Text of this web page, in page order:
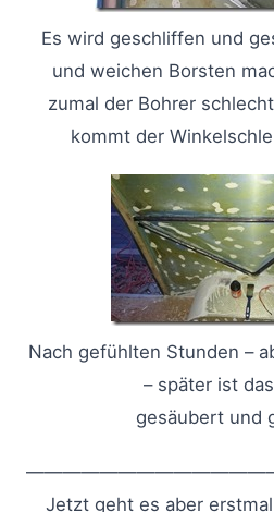
Es wird geschliffen und
und weichen Borsten
zumal der Bohrer
kommt der
Nach gefühlten Stunden –
– später ist
gesäubert und
Jetzt geht es aber